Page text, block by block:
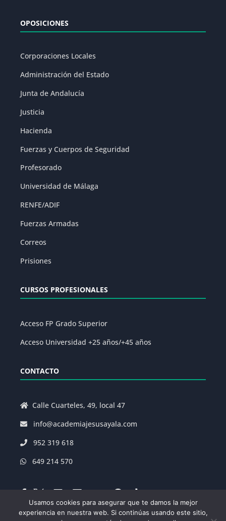
OPOSICIONES
Corporaciones Locales
Administración del Estado
Junta de Andalucía
Justicia
Hacienda
Fuerzas y Cuerpos de Seguridad
Profesorado
Universidad de Málaga
RENFE/ADIF
Fuerzas Armadas
Correos
Prisiones
CURSOS PROFESIONALES
Acceso FP Grado Superior
Acceso Universidad +25 años/+45 años
CONTACTO
Calle Cuarteles, 49, local 47
info@academiajesusayala.com
952 319 618
649 214 570
Usamos cookies para asegurar que te damos la mejor
experiencia en nuestra web. Si continúas usando este sitio,